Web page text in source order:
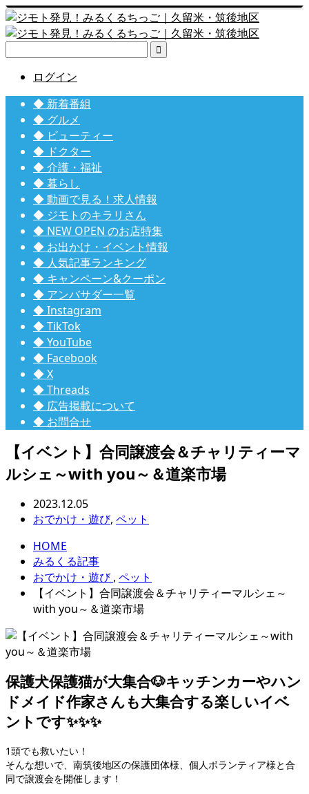

ログイン
◆ 新着番組
◆ グルメ
◆ ビューティー
◆ ドクター
◆ 介護・福祉
◆ 暮らし
◆ 動画で見る！求人情報
◆ ジモトのキラリさん
◆ NEW OPEN のお店特集
◆ お出かけ・イベント情報
◆ 人気記事ランキング
◆ キャンペーン&クーポン
◆ アンバサダー一覧
◆ Instagram
◆ TikTok
◆ YouTube
◆ Facebook
◆ X
◆ Threads
◆ 広告掲載について
◆ お問合せ
【イベント】合同譲渡会＆チャリティーマ
ルシェ～with you～＆道楽市場
2023.12.05
おでかけ・遊び, ペット
HOME
みるくる記事
おでかけ・遊び , ペット
【イベント】合同譲渡会＆チャリティーマルシェ～
with you～＆道楽市場
保護犬保護猫が大集合🐶キッチンカーやハン
ドメイド作家さんも大集合する楽しいイベ
ントです✨✨✨
1頭でも救いたい！
そんな想いで、南筑後地区の保護団体様、個人ボランティア様と合
同で譲渡会を開催します！